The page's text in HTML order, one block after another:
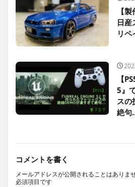
【
日産
リペ
【
5』
スの
絶
コメントを書く
メールアドレスが公開されることはありませ
必須項目です